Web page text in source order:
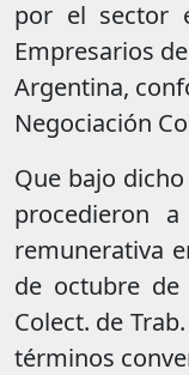
por el sector
Empresarios
Argentina,
Negociación
Que bajo
procedieron
remunerativa
de octubre de
Colect. de
términos